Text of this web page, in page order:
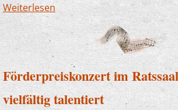
Weiterlesen über Björn Heimann
Musikschule Lennetal
Förderpreiskonzert im
vielfältig talentiert